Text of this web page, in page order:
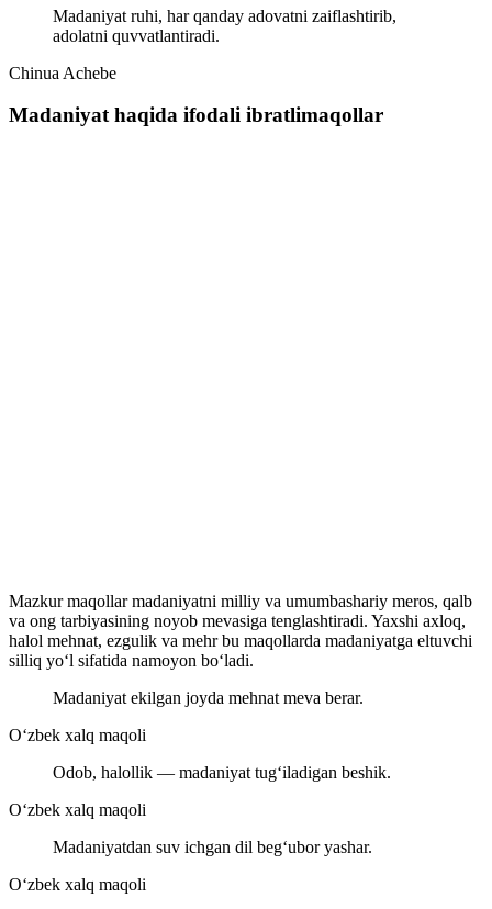
Madaniyat ruhi, har qanday adovatni zaiflashtirib,
adolatni quvvatlantiradi.
Chinua Achebe
Madaniyat haqida ifodali ibratlimaqollar
Mazkur maqollar madaniyatni milliy va umumbashariy meros, qalb
va ong tarbiyasining noyob mevasiga tenglashtiradi. Yaxshi axloq,
halol mehnat, ezgulik va mehr bu maqollarda madaniyatga eltuvchi
silliq yo‘l sifatida namoyon bo‘ladi.
Madaniyat ekilgan joyda mehnat meva berar.
O‘zbek xalq maqoli
Odob, halollik — madaniyat tug‘iladigan beshik.
O‘zbek xalq maqoli
Madaniyatdan suv ichgan dil beg‘ubor yashar.
O‘zbek xalq maqoli